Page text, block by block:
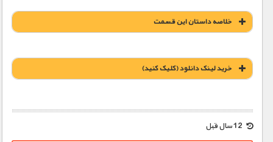
خلاصه داستان این قسمت
خريد لينک دانلود (کليک کنيد)
1900 تومان – خريد لينک دانلود (افزودن به سبد خريد)